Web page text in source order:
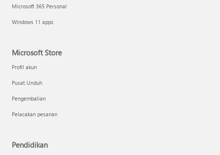
Microsoft 365 Personal
Windows 11 apps
Microsoft Store
Profil akun
Pusat Unduh
Pengembalian
Pelacakan pesanan
Pendidikan